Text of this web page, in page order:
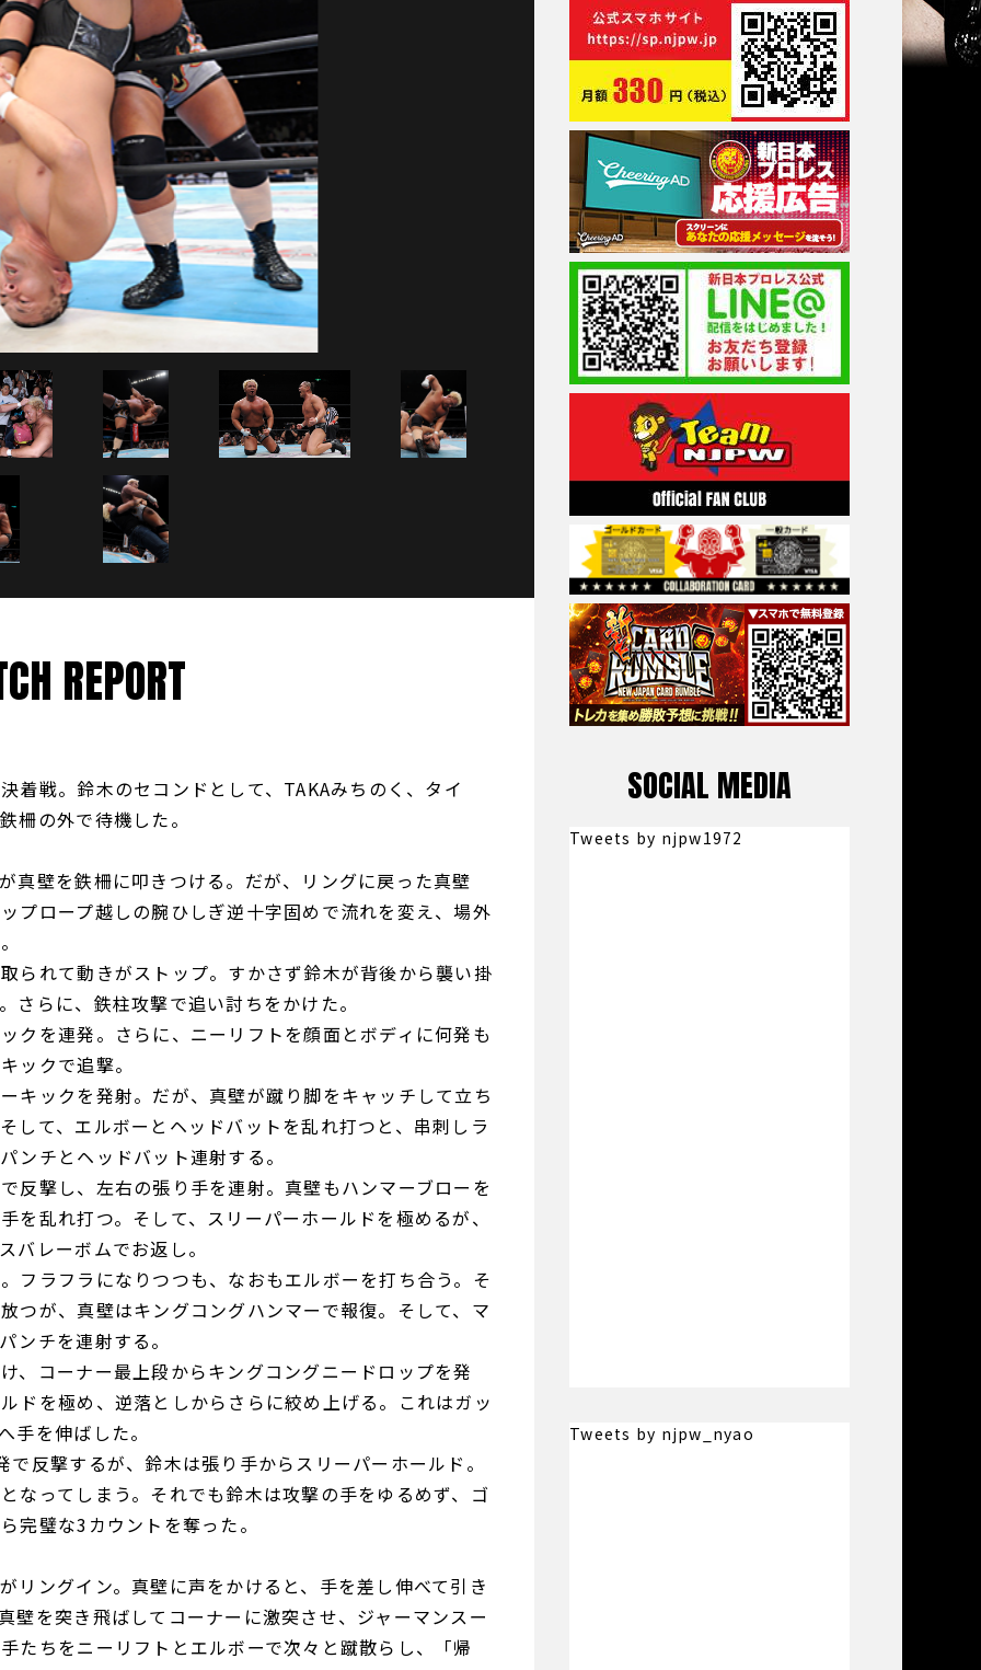
REPORT
戦。鈴木のセコンドとして、TAKAみちのく、タイ
柵の外で待機した。
壁を鉄柵に叩きつける。だが、リングに戻った真壁
プロープ越しの腕ひしぎ逆十字固めで流れを変え、場外
れて動きがストップ。すかさず鈴木が背後から襲い掛
らに、鉄柱攻撃で追い討ちをかけた。
を連発。さらに、ニーリフトを顔面とボディに何発も
ックで追撃。
ックを発射。だが、真壁が蹴り脚をキャッチして立ち
して、エルボーとヘッドバットを乱れ打つと、串刺しラ
ンチとヘッドバット連射する。
撃し、左右の張り手を連射。真壁もハンマーブローを
乱れ打つ。そして、スリーパーホールドを極めるが、
バレーボムでお返し。
ラフラになりつつも、なおもエルボーを打ち合う。そ
つが、真壁はキングコングハンマーで報復。そして、マ
ンチを連射する。
コーナー最上段からキングコングニードロップを発
ドを極め、逆落としからさらに絞め上げる。これはガッ
手を伸ばした。
反撃するが、鈴木は張り手からスリーパーホールド。
なってしまう。それでも鈴木は攻撃の手をゆるめず、ゴ
完璧な3カウントを奪った。
ングイン。真壁に声をかけると、手を差し伸べて引き
壁を突き飛ばしてコーナーに激突させ、ジャーマンスー
たちをニーリフトとエルボーで次々と蹴散らし、「帰
SOCIAL MEDIA
Tweets by njpw1972
Tweets by njpw_nyao